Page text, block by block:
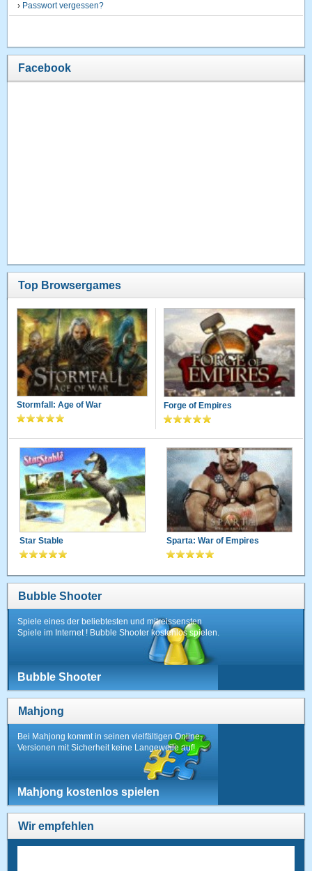
› Passwort vergessen?
Facebook
Top Browsergames
Stormfall: Age of War Forge of Empires
Star Stable Sparta: War of Empires
Bubble Shooter
Spiele eines der beliebtesten und mitreissensten
Spiele im Internet ! Bubble Shooter kostenlos spielen.
Bubble Shooter
Mahjong
Bei Mahjong kommt in seinen vielfältigen Online-
Versionen mit Sicherheit keine Langeweile auf!
Mahjong kostenlos spielen
Wir empfehlen